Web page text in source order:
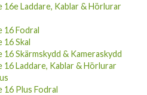
16e Laddare, Kablar & Hörlurar
16 Fodral
16 Skal
16 Skärmskydd & Kameraskydd
16 Laddare, Kablar & Hörlurar
16 Plus Fodral